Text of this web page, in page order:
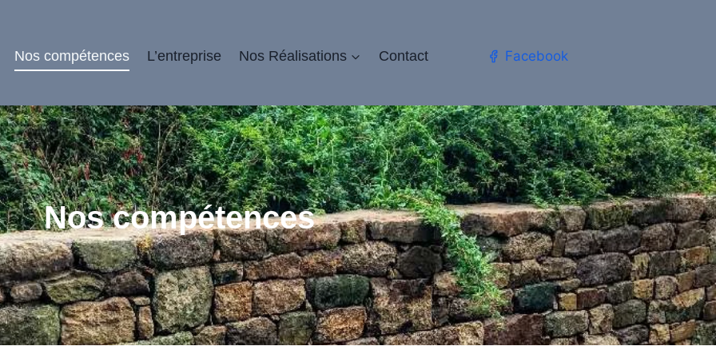
Nos compétences L’entreprise Nos Réalisations Contact Facebook
Nos compétences